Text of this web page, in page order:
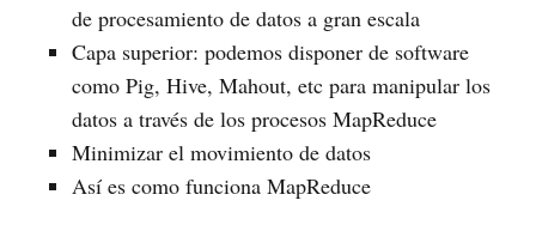
de procesamiento de datos a gran escala
Capa superior: podemos disponer de software
como Pig, Hive, Mahout, etc para manipular los
datos a través de los procesos MapReduce
Minimizar el movimiento de datos
Así es como funciona MapReduce